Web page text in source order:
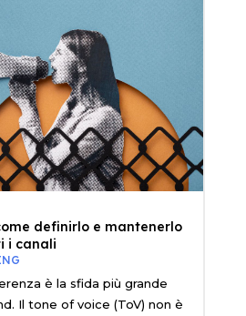
definirlo e mantenerlo
i canali
è la sfida più grande
Il tone of voice (ToV) non è